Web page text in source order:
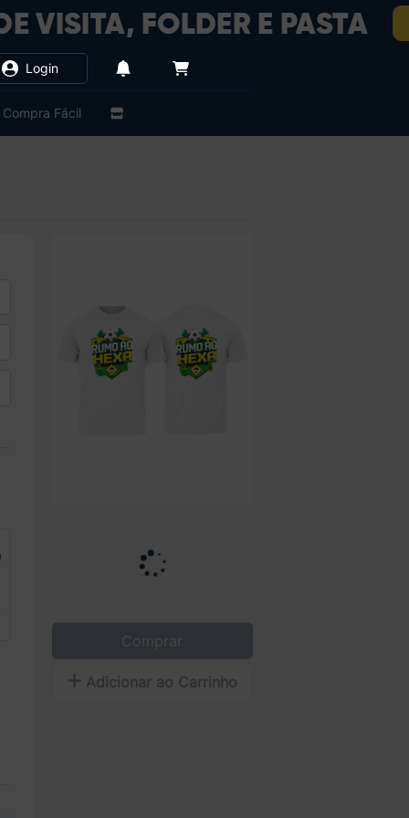
Compra Fácil
Login
Comprar
Adicionar ao Carrinho